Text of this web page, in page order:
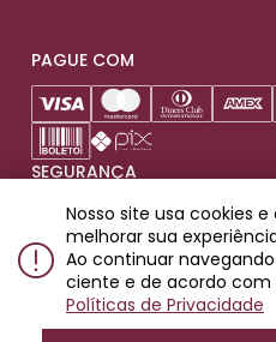
PAGUE COM
SEGURANÇA
Produtos destinados para
Nosso site usa cookies
melhorar sua
Ao continuar
ciente e de acordo com
Políticas de Privacidade